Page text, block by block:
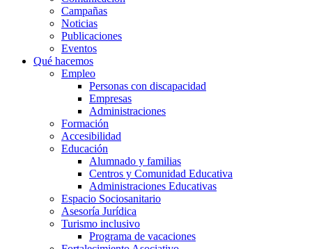
Campañas
Noticias
Publicaciones
Eventos
Qué hacemos
Empleo
Personas con discapacidad
Empresas
Administraciones
Formación
Accesibilidad
Educación
Alumnado y familias
Centros y Comunidad Educativa
Administraciones Educativas
Espacio Sociosanitario
Asesoría Jurídica
Turismo inclusivo
Programa de vacaciones